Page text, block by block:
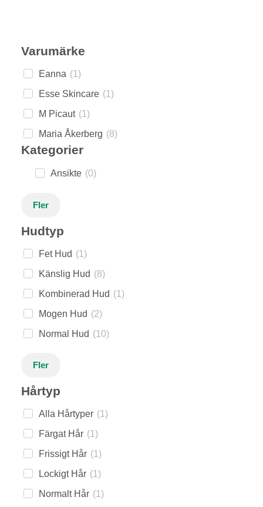
Varumärke
Eanna (1 )
Esse Skincare (1 )
M Picaut (1 )
Maria Åkerberg (8)
Kategorier
Ansikte (0)
Fler
Hudtyp
Fet Hud (1 )
Känslig Hud (8)
Kombinerad Hud (1 )
Mogen Hud (2)
Normal Hud (10)
Fler
Hårtyp
Alla Hårtyper (1 )
Färgat Hår (1 )
Frissigt Hår (1 )
Lockigt Hår (1 )
Normalt Hår (1 )